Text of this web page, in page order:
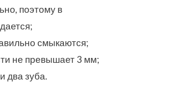
поэтому в
смыкаются;
не превышает 3 мм;
два зуба.